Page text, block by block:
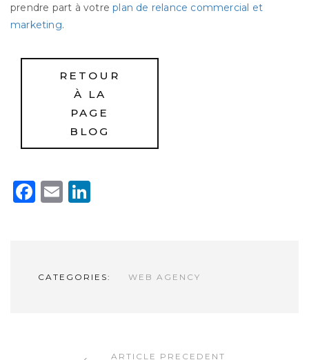
prendre part à votreplan de relance commercial et
marketing.
RETOUR
À LA
PAGE
BLOG
Facebook
Email
CATEGORIES: WEB AGENCY
CONTINUER LA LECTURE
ARTICLE PRECEDENT